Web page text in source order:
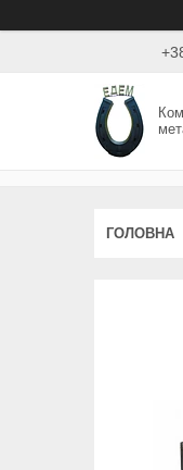
ГОЛОВНА